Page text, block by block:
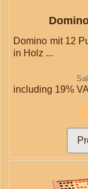
Domino mit 12
in Holz ...
including 19%